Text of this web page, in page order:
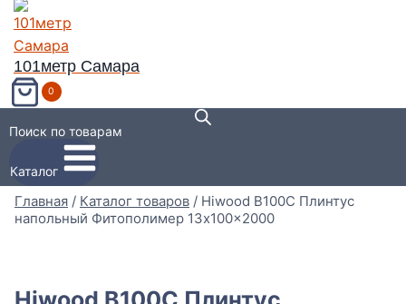
101метр Самара
0
Поиск по товарам
Каталог
Главная / Каталог товаров / Hiwood B100C Плинтус
напольный Фитополимер 13x100x2000